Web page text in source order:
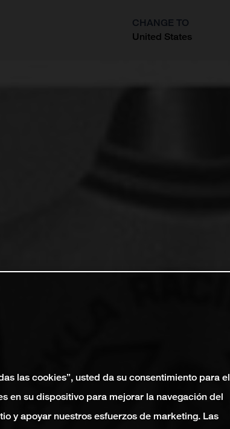
CHANGE TO
United States
las cookies”, usted da su consentimiento para el
en su dispositivo para mejorar la navegación del
y apoyar nuestros esfuerzos de marketing. Las